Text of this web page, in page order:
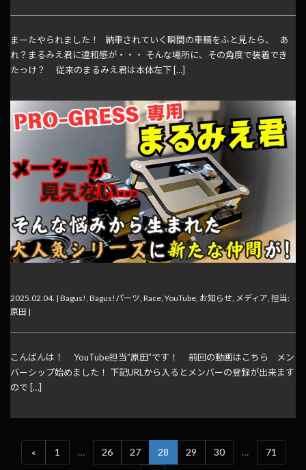
まーたやられました！ 納車されていく瞬間の車輛をふと見たら、 あ
れ？まるみえ君に違和感が・・・ そんな場所に、その角度で装着でき
たっけ？ 従来のまるみえ君は本体左下 […]
2025.02.04. | Bagus! Bagus!パーツ Race YouTube お知らせ メディア 担当:
原田 |
こんばんは！ YouTube担当”原田”です！ 前回の動画はこちら メン
バーシップ始めました！ 下記URLから入るとメンバーの登録が出来ます
ので […]
« 1 … 26 27 28 29 30 … 71